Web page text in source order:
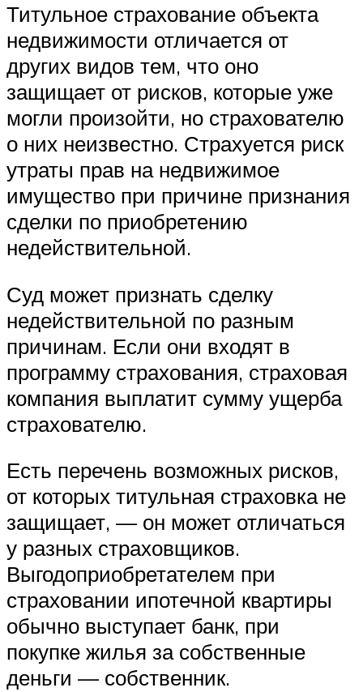
Титульное страхование объекта
недвижимости отличается от
других видов тем, что оно
защищает от рисков, которые уже
могли произойти, но страхователю
о них неизвестно. Страхуется риск
утраты прав на недвижимое
имущество при причине признания
сделки по приобретению
недействительной.
Суд может признать сделку
недействительной по разным
причинам. Если они входят в
программу страхования, страховая
компания выплатит сумму ущерба
страхователю.
Есть перечень возможных рисков,
от которых титульная страховка не
защищает, — он может отличаться
у разных страховщиков.
Выгодоприобретателем при
страховании ипотечной квартиры
обычно выступает банк, при
покупке жилья за собственные
деньги — собственник.